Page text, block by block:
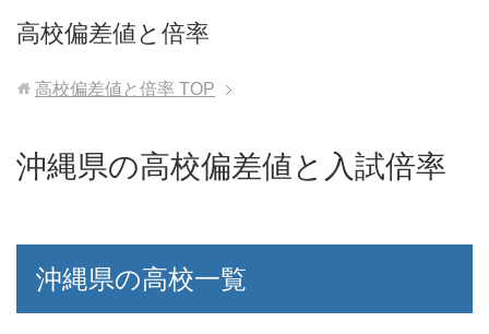
高校偏差値と倍率
高校偏差値と倍率 TOP
沖縄県の高校偏差値と入試倍率
沖縄県の高校一覧